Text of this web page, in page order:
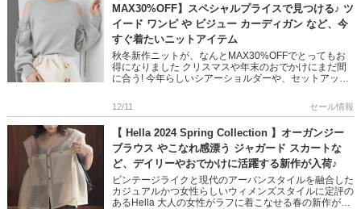
MAX30%OFF】スペシャルプライスで見つける♪ ツ
イード ワンピ や ビジュー カーディガン など、今
すぐ着たいニットアイテム
秋冬新作ニットが、なんとMAX30%OFFでとってもお
得になりました クリスマスや年末のおでかけにまだ間
に合う! 今年らしいシアーショルダーや、セットアッ
トをGeTする大 […]
12/11 セール情報
【 Hella 2024 Spring Collection 】オーガンジー
ブラウス やこなれ感漂う ジャガード スカートな
ど、デイリーやおでかけに活躍する新作が入荷♪
ビンテージライクと現代のアーバンスタイルを融合した
カジュアルかつ女性らしいウィメンズスタイルに定評の
あるHella 大人の女性がラフに着こなせる春の新作が入